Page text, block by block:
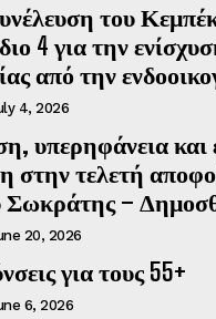
του Κεμπέκ
4 για την
από την
4, 2026
υπερηφάνεια και
στην τελετή
Σωκράτης –
20, 2026
για τους 55+
6, 2026